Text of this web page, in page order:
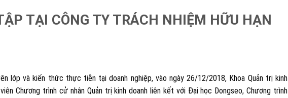
TẠI CÔNG TY TRÁCH NHIỆM HỮU HẠN
lớp và kiến thức thực tiễn tại doanh nghiệp, vào ngày 26/12/2018, Khoa Quản trị kinh
Chương trình cử nhân Quản trị kinh doanh liên kết với Đại học Dongseo, Chương trình